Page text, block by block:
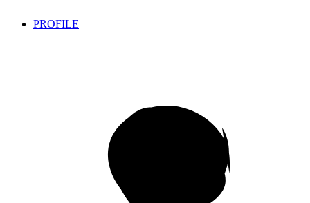
PROFILE